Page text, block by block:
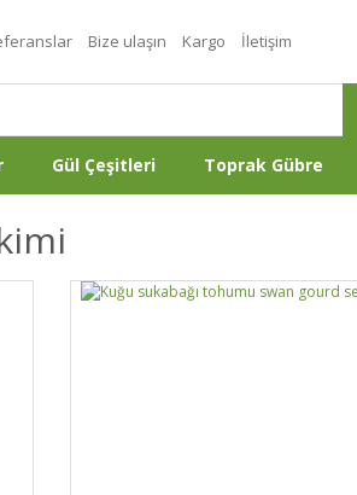
Bize ulaşın Kargo İletişim
Gül Çeşitleri Toprak Gübre